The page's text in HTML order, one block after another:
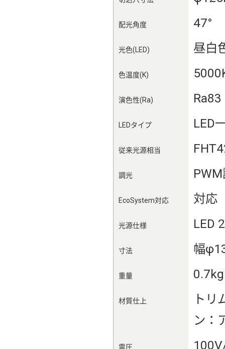
配光角度 47°
光色(LED) 昼白
色温度(K)
演色性(Ra) Ra83
LEDタイプ LED
従来光源相当
調光
EcoSystem対応 対応
光源仕様 LED
寸法 幅
重量 0.7kg
材質仕上
トリ
ン：
電圧